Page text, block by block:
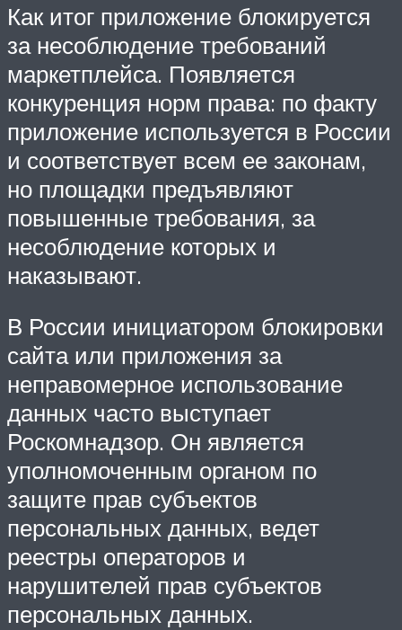
Как итог приложение блокируется
за несоблюдение требований
маркетплейса. Появляется
конкуренция норм права: по факту
приложение используется в России
и соответствует всем ее законам,
но площадки предъявляют
повышенные требования, за
несоблюдение которых и
наказывают.
В России инициатором блокировки
сайта или приложения за
неправомерное использование
данных часто выступает
Роскомнадзор. Он является
уполномоченным органом по
защите прав субъектов
персональных данных, ведет
реестры операторов и
нарушителей прав субъектов
персональных данных.